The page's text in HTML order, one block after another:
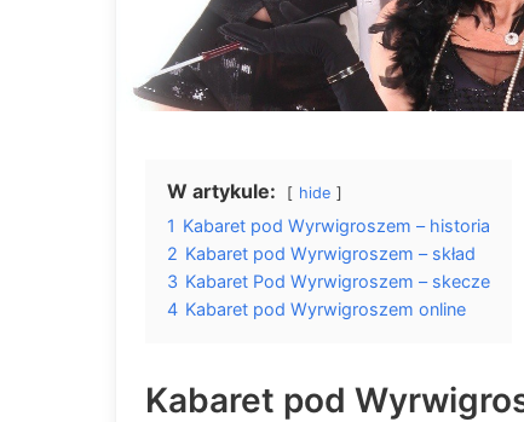
W artykule: hide
1 Kabaret pod Wyrwigroszem – historia
2 Kabaret pod Wyrwigroszem – skład
3 Kabaret Pod Wyrwigroszem – skecze
4 Kabaret pod Wyrwigroszem online
Kabaret pod